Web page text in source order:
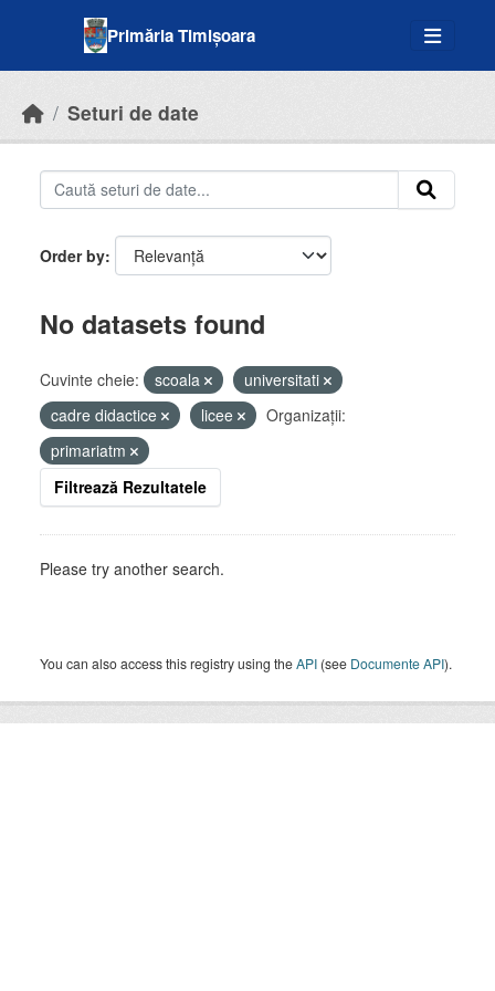
Primăria Timișoara
Seturi de date
Order by
No datasets found
Cuvinte cheie: scoala
universitati
cadre didactice
licee
Organizații:
primariatm
Filtrează Rezultatele
Please try another search.
You can also access this registry using theAPI (see Documente API).